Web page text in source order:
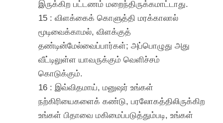
இருக்கிற பட்டணம் மறைந்திருக்கமாட்டாது.
15 : விளக்கைக் கொளுத்தி மரக்காலால்
மூடிவைக்காமல், விளக்குத்
தண்டின்மேல்வைப்பார்கள்; அப்பொழுது அது
வீட்டிலுள்ள யாவருக்கும் வெளிச்சம்
கொடுக்கும்.
16 : இவ்விதமாய், மனுஷர் உங்கள்
நற்கிரியைகளைக் கண்டு, பரலோகத்திலிருக்கிற
உங்கள் பிதாவை மகிமைப்படுத்தும்படி, உங்கள்